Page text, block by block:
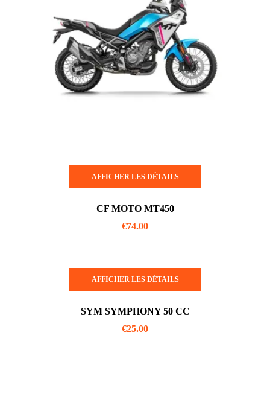
AFFICHER LES DÉTAILS
CF MOTO MT450
€74.00
AFFICHER LES DÉTAILS
SYM SYMPHONY 50 CC
€25.00